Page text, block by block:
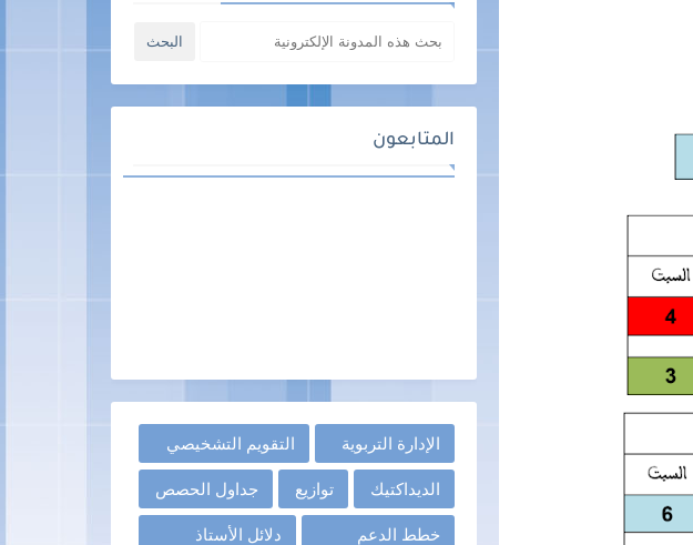
المتابعون
الإدارة التربوية التقويم التشخيصي
الديداكتيك توازيع جداول الحصص
خطط الدعم دلائل الأستاذ